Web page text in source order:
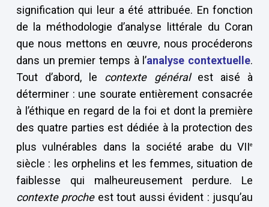
signification qui leur a été attribuée. En fonction
de la méthodologie d’analyse littérale du Coran
que nous mettons en œuvre, nous procéderons
dans un premier temps à l’analyse contextuelle.
Tout d’abord, le contexte généralest aisé à
déterminer : une sourate entièrement consacrée
à l’éthique en regard de la foi et dont la première
des quatre parties est dédiée à la protection des
plus vulnérables dans la société arabe du VIIe
siècle : les orphelins et les femmes, situation de
faiblesse qui malheureusement perdure. Le
contexte procheest tout aussi évident : jusqu’au